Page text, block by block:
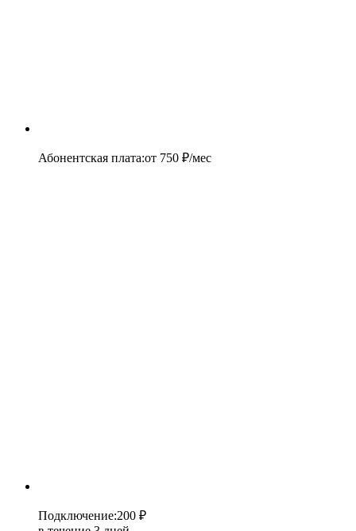
Абонентская плата:от 750 ₽/мес
Подключение:200 ₽